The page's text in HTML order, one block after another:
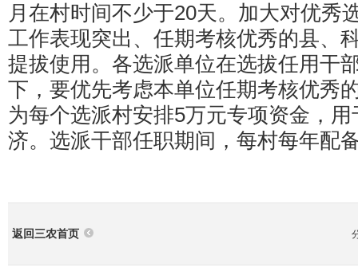
月在村时间不少于20天。加大对优秀
工作表现突出、任期考核优秀的县、
提拔使用。各选派单位在选拔任用干
下，要优先考虑本单位任期考核优秀
为每个选派村安排5万元专项资金，
济。选派干部任职期间，每村每年配
返回三农首页